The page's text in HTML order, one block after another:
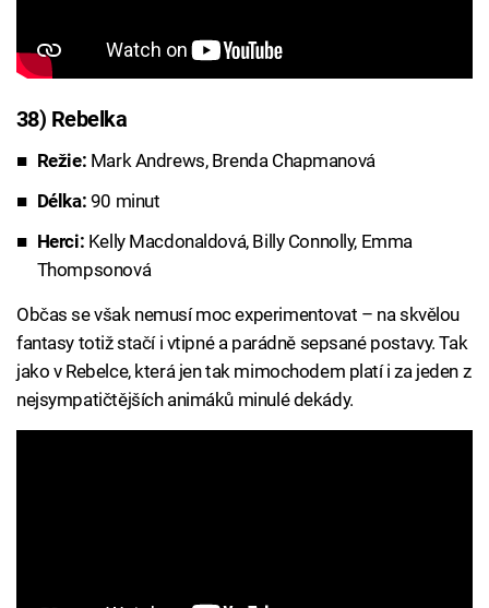
38) Rebelka
Režie: Mark Andrews, Brenda Chapmanová
Délka: 90 minut
Herci: Kelly Macdonaldová, Billy Connolly, Emma
Thompsonová
Občas se však nemusí moc experimentovat – na skvělou
fantasy totiž stačí i vtipné a parádně sepsané postavy. Tak
jako v Rebelce, která jen tak mimochodem platí i za jeden z
nejsympatičtějších animáků minulé dekády.